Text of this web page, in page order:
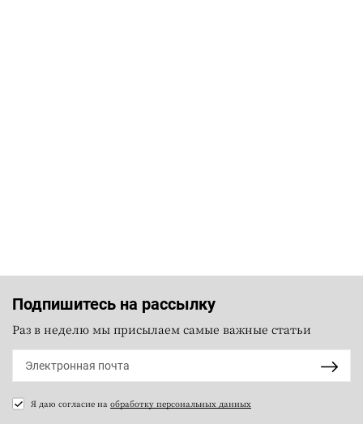
Подпишитесь на рассылку
Раз в неделю мы присылаем самые важные статьи
Я даю согласие на обработку персональных данных